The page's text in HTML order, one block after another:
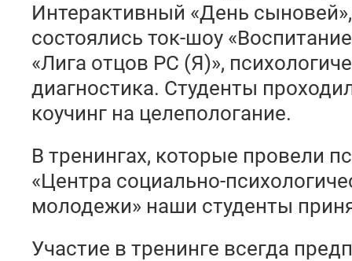
Интерактивный «День
состоялись ток-шоу
«Лига отцов РС (Я)»,
диагностика. Студенты
коучинг на целепологание.
В тренингах, которые провели
«Центра социально-
молодежи» наши студенты
Участие в тренинге всегда